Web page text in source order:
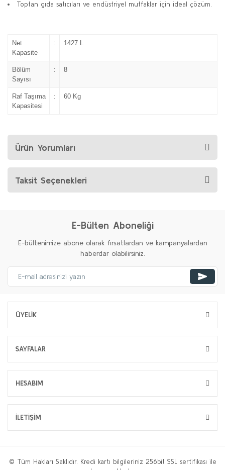
Toptan gıda satıcıları ve endüstriyel mutfaklar için ideal çözüm.
Net
Kapasite
: 1427 L
Bölüm
Sayısı
: 8
Raf Taşıma
Kapasitesi
: 60 Kg
Ürün Yorumları
Taksit Seçenekleri
E-Bülten Aboneliği
E-bültenimize abone olarak fırsatlardan ve kampanyalardan
haberdar olabilirsiniz.
ÜYELİK
SAYFALAR
HESABIM
İLETİŞİM
© Tüm Hakları Saklıdır. Kredi kartı bilgileriniz 256bit SSL sertifikası ile